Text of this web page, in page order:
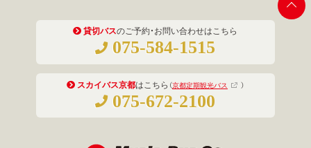
貸切バスのご予約・お問い合わせはこちら
075-584-1515
スカイバス京都はこちら （京都定期観光バス ）
075-672-2100